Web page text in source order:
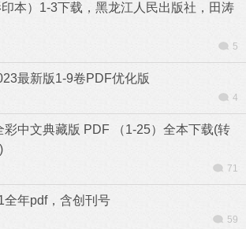
本）1-3下载，黑龙江人民出版社，田涛
5
最新版1-9卷PDF优化版
4
彩中文典藏版 PDF （1-25）全本下载(转
71
全年pdf，含创刊号
59